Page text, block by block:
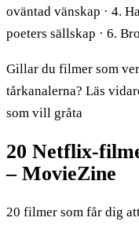
oväntad vänskap · 4.
poeters sällskap · 6.
Gillar du filmer som
tårkanalerna? Läs
som vill gråta
20 Netflix-
– MovieZine
20 filmer som får dig